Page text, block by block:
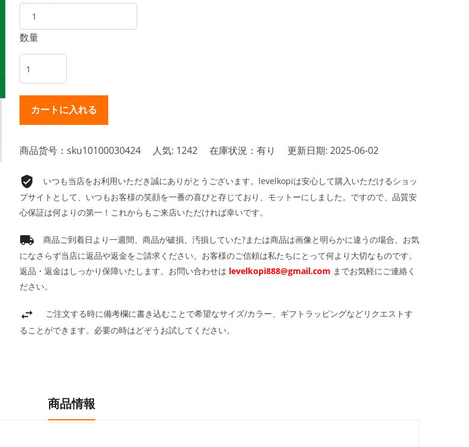
数量
商品货号：sku10100030424 人気: 1242 在庫状況：有り 更新日期: 2025-06-02
いつも当店をお利用いただき誠にありがとうございます。levelkopiは安心して購入いただけるショッ
プサイトとして、いつもお客様の笑顔を一番の喜びと存じており、モットーにしました。ですので、品質安
心保証は何よりの第一！これからもご来店いただければ幸いです。
商品ご到着日より一週間、商品が破損、汚損していた?または商品は画像と明らかに違うの場合、お気
になさらず当店に返品や返金をご請求ください。お客様のご信頼は私たちにとって何より大切なものです。
返品・返金はしっかり保障いたします。お問い合わせは levelkopi888@gmail.com までお気軽にご連絡く
ださい。
ご注文する時に備考欄に書き込むことで希望なサイズ/カラー、ギフトラッピングなどリクエストす
ることができます。必要の時はどぞうお試してください。
商品情報